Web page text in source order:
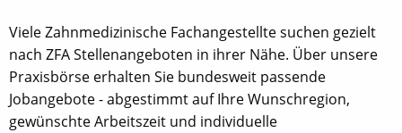
Viele Zahnmedizinische Fachangestellte suchen gezielt
nach ZFA Stellenangeboten in ihrer Nähe. Über unsere
Praxisbörse erhalten Sie bundesweit passende
Jobangebote - abgestimmt auf Ihre Wunschregion,
gewünschte Arbeitszeit und individuelle